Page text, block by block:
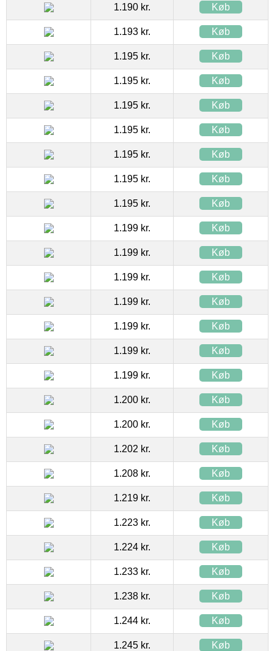
1.190 kr. Køb
1.193 kr. Køb
1.195 kr. Køb
1.195 kr. Køb
1.195 kr. Køb
1.195 kr. Køb
1.195 kr. Køb
1.195 kr. Køb
1.195 kr. Køb
1.199 kr. Køb
1.199 kr. Køb
1.199 kr. Køb
1.199 kr. Køb
1.199 kr. Køb
1.199 kr. Køb
1.199 kr. Køb
1.200 kr. Køb
1.200 kr. Køb
1.202 kr. Køb
1.208 kr. Køb
1.219 kr. Køb
1.223 kr. Køb
1.224 kr. Køb
1.233 kr. Køb
1.238 kr. Køb
1.244 kr. Køb
1.245 kr. Køb